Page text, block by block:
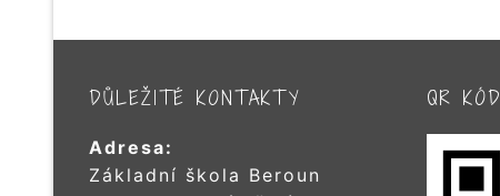
DŮLEŽITÉ KONTAKTY
Adresa:
Základní škola Beroun
QR KÓD